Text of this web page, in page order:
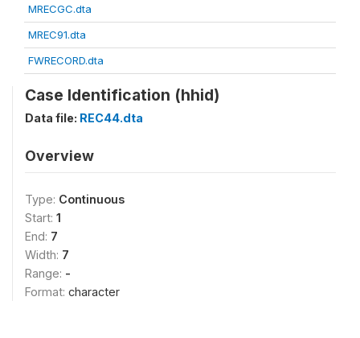
MRECGC.dta
MREC91.dta
FWRECORD.dta
Case Identification (hhid)
Data file: REC44.dta
Overview
Type: Continuous
Start: 1
End: 7
Width: 7
Range: -
Format: character